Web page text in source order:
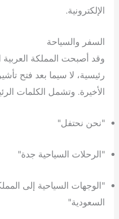
الإلكترونية.
السفر والسياحة
وقد أصبحت المملكة
رئيسية، لا سيما بعد فتح
الأخيرة. وتشمل الكلمات
"نحن نحتفل"
"الرحلات السياحية جدة"
"الوجهات السياحية إلى
السعودية"